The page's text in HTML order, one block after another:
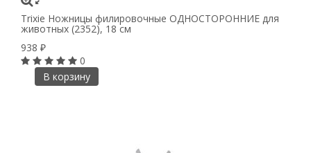
Trixie Ножницы филировочные ОДНОСТОРОННИЕ для
животных (2352), 18 см
938 ₽
0
В корзину